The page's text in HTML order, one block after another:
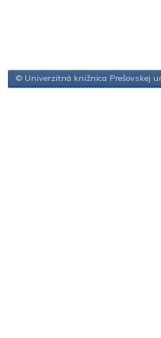
© Univerzitná knižnica Prešovskej